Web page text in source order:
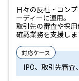
日々の反社・コン
ーディーに運用。
取引先の審査や採
確認業務を支援しま
IPO、取引先審